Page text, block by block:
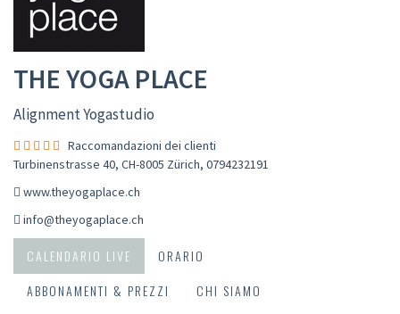
THE YOGA PLACE
Alignment Yogastudio
Raccomandazioni dei clienti
Turbinenstrasse 40, CH-8005 Zürich, 0794232191
www.theyogaplace.ch
info@theyogaplace.ch
CALENDARIO LIVE
ORARIO
ABBONAMENTI & PREZZI
CHI SIAMO